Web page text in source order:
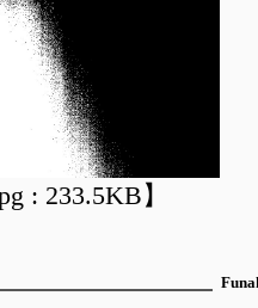
: 233.5KB】